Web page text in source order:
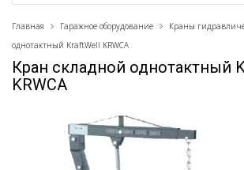
Главная Гаражное оборудование Краны
однотактный KraftWell KRWCA
Кран складной однотактный
KRWCA